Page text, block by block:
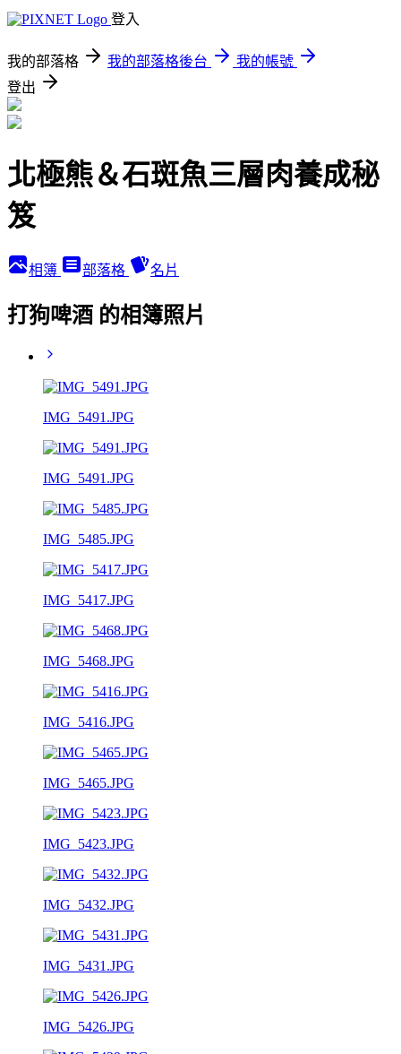
登入
我的部落格 我的部落格後台
我的帳號
登出
北極熊＆石斑魚三層肉養成秘
笈
相簿 部落格 名片
打狗啤酒 的相簿照片
IMG_5491.JPG
IMG_5491.JPG
IMG_5485.JPG
IMG_5417.JPG
IMG_5468.JPG
IMG_5416.JPG
IMG_5465.JPG
IMG_5423.JPG
IMG_5432.JPG
IMG_5431.JPG
IMG_5426.JPG